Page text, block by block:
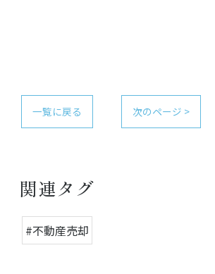
一覧に戻る 次のページ >
関連タグ
#不動産売却